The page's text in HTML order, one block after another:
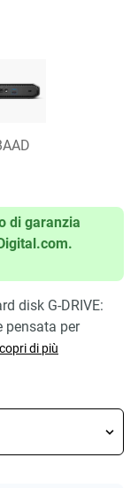
di garanzia
disk G-DRIVE:
pensata per
di più